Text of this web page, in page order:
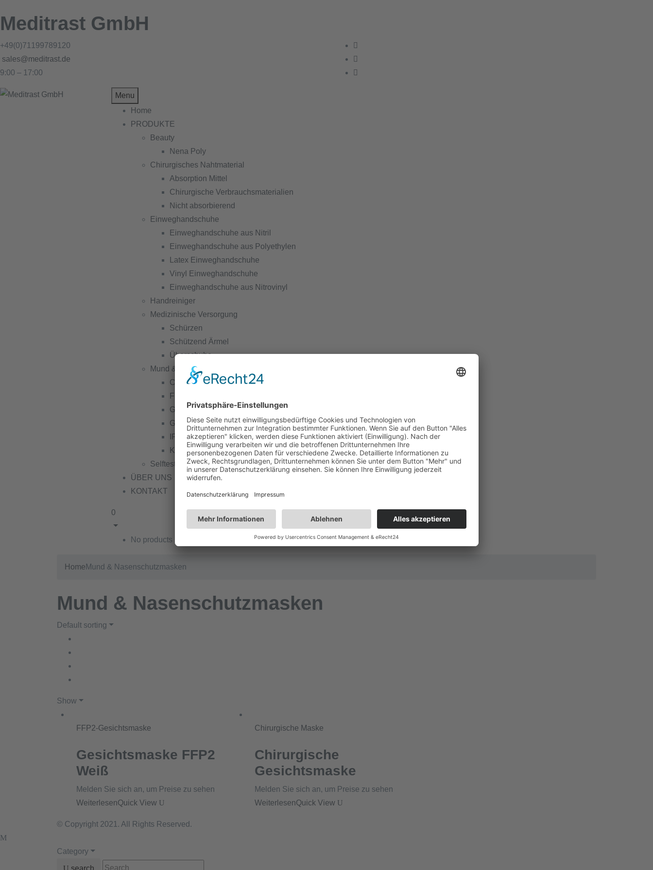
Meditrast GmbH
+49(0)71199789120
sales@meditrast.de
9:00 – 17:00
Menu
Home
PRODUKTE
Beauty
Nena Poly
Chirurgisches Nahtmaterial
Absorption Mittel
Chirurgische Verbrauchsmaterialien
Nicht absorbierend
Einweghandschuhe
Einweghandschuhe aus Nitril
Einweghandschuhe aus Polyethylen
Latex Einweghandschuhe
Vinyl Einweghandschuhe
Einweghandschuhe aus Nitrovinyl
Handreiniger
Medizinische Versorgung
Schürzen
Schützend Ärmel
Überschuhe
Mund & Nasenschutzmasken
Chirurgische Maske
FFP2-Gesichtsmaske
Gesichtsmasken mit Gummi
Gesichtsmasken mit Spitze
IPOS-FFP2
Kindermasken
Selftests
ÜBER UNS
KONTAKT
0
No products in the cart.
Home Mund & Nasenschutzmasken
Mund & Nasenschutzmasken
Default sorting
Show
FFP2-Gesichtsmaske
Gesichtsmaske FFP2
Weiß
Melden Sie sich an, um Preise zu sehen
WeiterlesenQuick View
Chirurgische Maske
Chirurgische
Gesichtsmaske
Melden Sie sich an, um Preise zu sehen
WeiterlesenQuick View
© Copyright 2021. All Rights Reserved.
Category
search